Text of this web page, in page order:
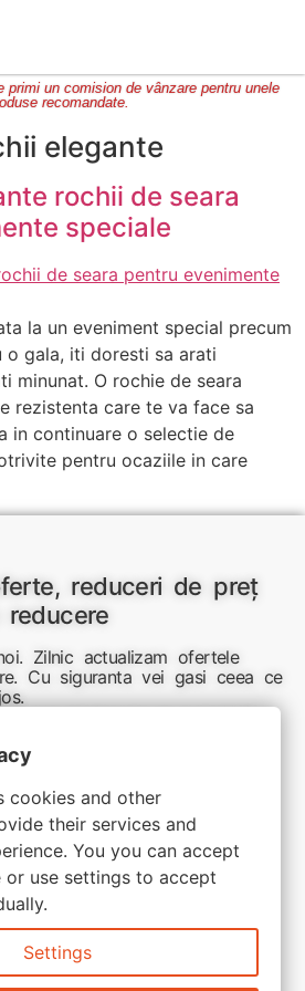
primi un comision de vânzare pentru unele
recomandate.
elegante
rochii de seara
speciale
la un eveniment special precum
o gala, iti doresti sa arati
minunat. O rochie de seara
rezistenta care te va face sa
in continuare o selectie de
pentru ocaziile in care
reduceri de preț
Zilnic actualizam ofertele
Cu siguranta vei gasi ceea ce
inteligente si cumpărături
cookies and other
their services and
You you can accept
or use settings to accept
Settings